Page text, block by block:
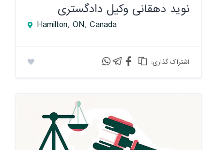
نوید دهقانی وکیل دادگستری
Hamilton, ON, Canada
:اشتراک گذاری